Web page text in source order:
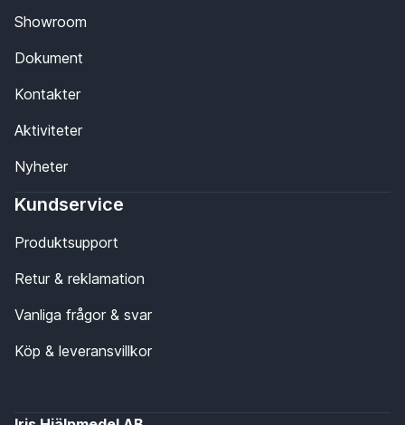
Showroom
Dokument
Kontakter
Aktiviteter
Nyheter
Kundservice
Produktsupport
Retur & reklamation
Vanliga frågor & svar
Köp & leveransvillkor